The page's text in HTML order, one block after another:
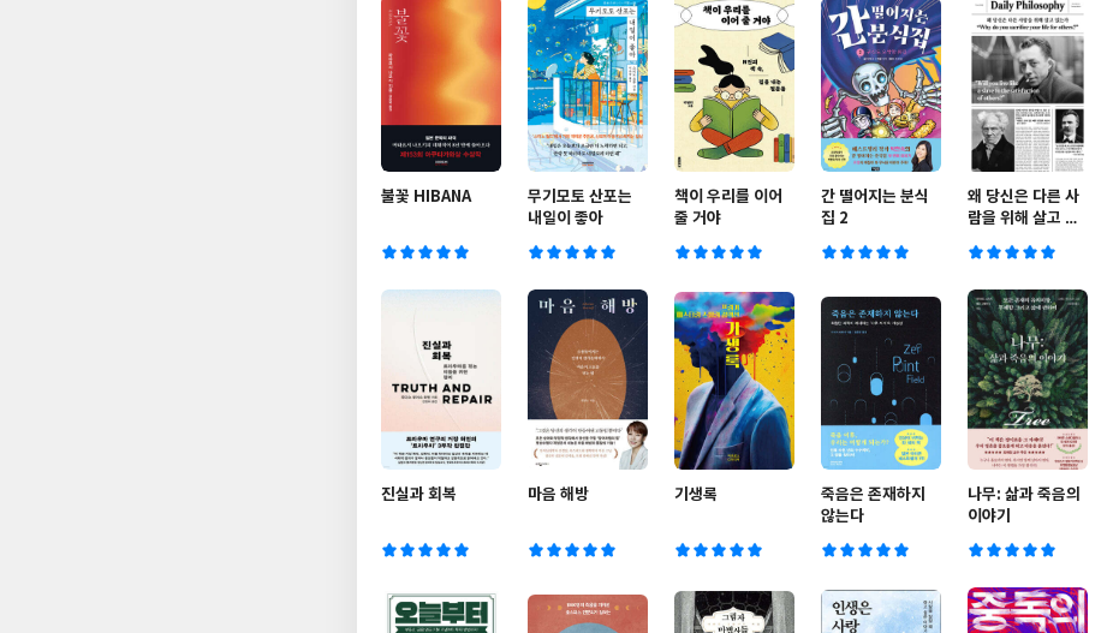
불꽃 HIBANA
무기모토 산포는
내일이 좋아
책이 우리를 이어
줄 거야
간 떨어지는 분식
집 2
왜 당신은 다른 사
람을 위해 살고 있
진실과 회복 마음 해방 기생록
죽음은 존재하지
않는다
나무: 삶과 죽음의
이야기